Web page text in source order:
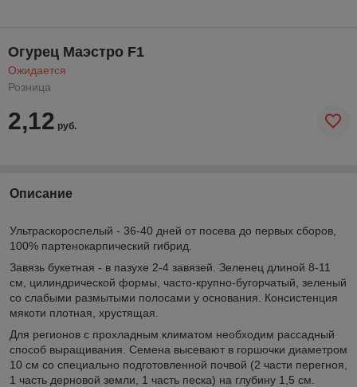
Огурец Маэстро F1
Ожидается
Розница
2,12 руб.
Описание
Ультраскороспелый - 36-40 дней от посева до первых сборов,
100% партенокарпический гибрид.
Завязь букетная - в пазухе 2-4 завязей. Зеленец длиной 8-11
см, цилиндрической формы, часто-крупно-бугорчатый, зеленый
со слабыми размытыми полосами у основания. Консистенция
мякоти плотная, хрустящая.
Для регионов с прохладным климатом необходим рассадный
способ выращивания. Семена высевают в горшочки диаметром
10 см со специально подготовленной почвой (2 части перегноя,
1 часть дерновой земли, 1 часть песка) на глубину 1,5 см.